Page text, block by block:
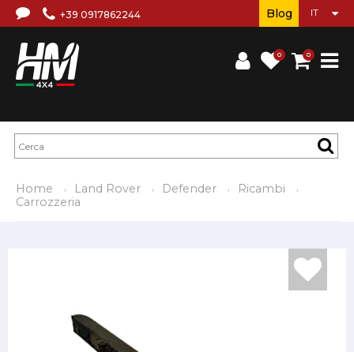
+39 0917862244
0 0
Blog
Home Land Rover Defender
Ricambi
Carrozzeria